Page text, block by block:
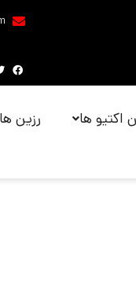
اکتیو ها رزین